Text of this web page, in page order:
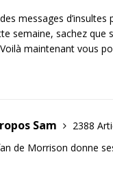
messages
semaine, sachez que
maintenant vous
Sam
2388
de Morrison donne